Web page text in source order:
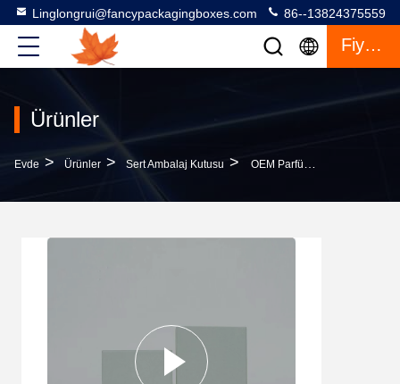
Linglongrui@fancypackagingboxes.com 86--13824375559
Fiyat Teklifi
Ürünler
Evde > Ürünler > Sert Ambalaj Kutusu > OEM Parfüm Sert Paketleme Kutusu Katlanabilir Karton Malzeme